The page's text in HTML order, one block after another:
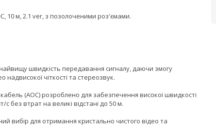
10 м, 2.1 ver, з позолоченими роз'ємами.
швидкість передавання сигналу, даючи змогу
чіткості та стереозвук.
(AOC) розроблено для забезпечення високої швидкості
без втрат на великі відстані до 50 м.
вибір для отримання кристально чистого відео та